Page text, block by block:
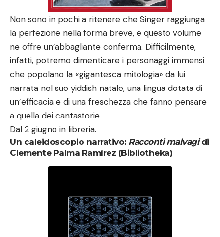
Non sono in pochi a ritenere che Singer raggiunga
la perfezione nella forma breve, e questo volume
ne offre un’abbagliante conferma. Difficilmente,
infatti, potremo dimenticare i personaggi immensi
che popolano la «gigantesca mitologia» da lui
narrata nel suo yiddish natale, una lingua dotata di
un’efficacia e di una freschezza che fanno pensare
a quella dei cantastorie.
Dal 2 giugno in libreria.
Un caleidoscopio narrativo: Racconti malvagidi
Clemente Palma Ramírez (Bibliotheka)